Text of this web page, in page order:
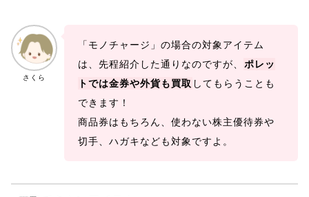
さくら
「モノチャージ」の場合の対象アイテム
は、先程紹介した通りなのですが、 ポレッ
トでは金券や外貨も買取 してもらうことも
できます！
商品券はもちろん、使わない株主優待券や
切手、ハガキなども対象ですよ。